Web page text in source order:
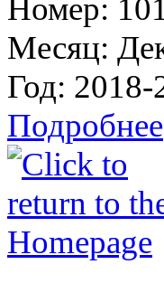
Номер: 101
Месяц:
Год: 2018-
Подробнее